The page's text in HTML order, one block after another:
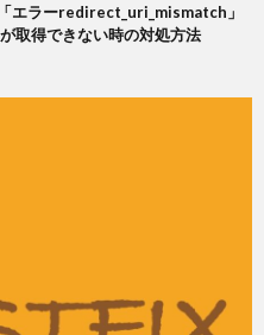
ラーredirect_uri_mismatch」
取得できない時の対処方法